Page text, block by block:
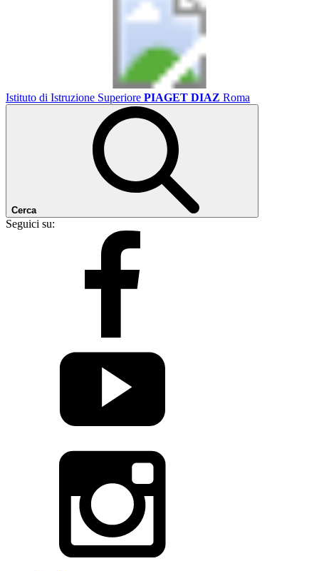
Istituto di Istruzione Superiore PIAGET DIAZ Roma
Cerca
Seguici su: